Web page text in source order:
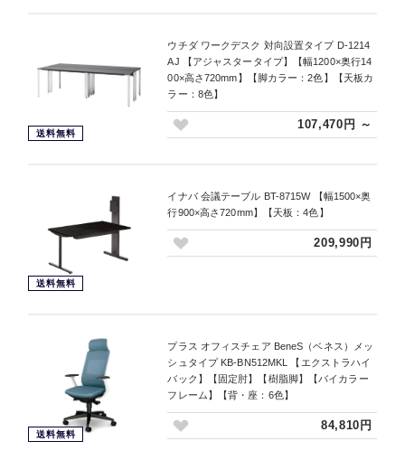
送料無料
ウチダ ワークデスク 対向設置タイプ D-1214
AJ 【アジャスタータイプ】【幅1200×奥行14
00×高さ720mm】【脚カラー：2色】【天板カ
ラー：8色】
107,470円 ～
送料無料
イナバ 会議テーブル BT-8715W 【幅1500×奥
行900×高さ720mm】【天板：4色】
209,990円
送料無料
プラス オフィスチェア BeneS（ベネス）メッ
シュタイプ KB-BN512MKL 【エクストラハイ
バック】【固定肘】【樹脂脚】【バイカラー
フレーム】【背・座：6色】
84,810円